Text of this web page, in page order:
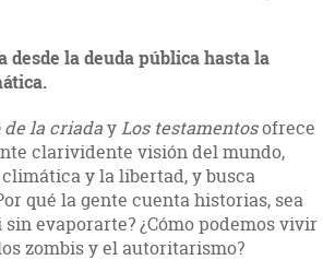
desde la deuda pública hasta la
la criadayLos testamentosofrece
clarividente visión del mundo,
y la libertad, y busca
qué la gente cuenta historias, sea
evaporarte? ¿Cómo podemos vivir
zombis y el autoritarismo?